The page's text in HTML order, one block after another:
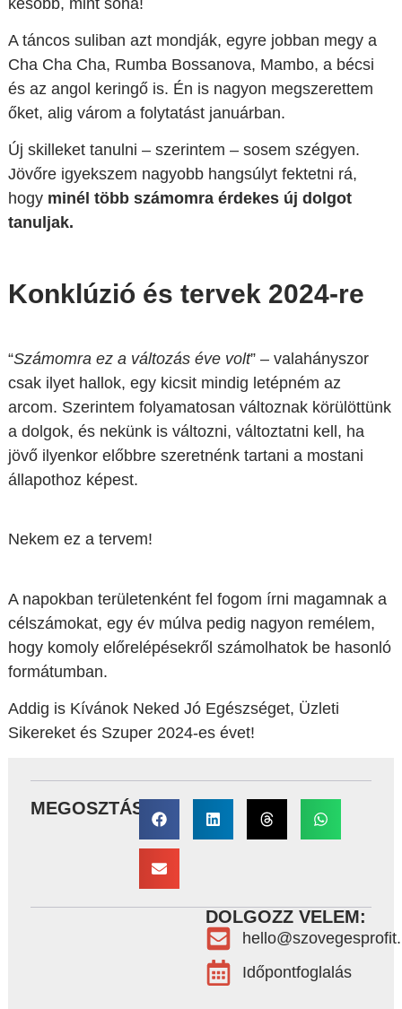
A táncos suliban azt mondják, egyre jobban megy a
Cha Cha Cha, Rumba Bossanova, Mambo, a bécsi
és az angol keringő is. Én is nagyon megszerettem
őket, alig várom a folytatást januárban.
Új skilleket tanulni – szerintem – sosem szégyen.
Jövőre igyekszem nagyobb hangsúlyt fektetni rá,
hogy minél több számomra érdekes új dolgot
tanuljak.
Konklúzió és tervek 2024-re
“Számomra ez a változás éve volt” – valahányszor
csak ilyet hallok, egy kicsit mindig letépném az
arcom. Szerintem folyamatosan változnak körülöttünk
a dolgok, és nekünk is változni, változtatni kell, ha
jövő ilyenkor előbbre szeretnénk tartani a mostani
állapothoz képest.
Nekem ez a tervem!
A napokban területenként fel fogom írni magamnak a
célszámokat, egy év múlva pedig nagyon remélem,
hogy komoly előrelépésekről számolhatok be hasonló
formátumban.
Addig is Kívánok Neked Jó Egészséget, Üzleti
Sikereket és Szuper 2024-es évet!
MEGOSZTÁS:
DOLGOZZ VELEM:
Időpontfoglalás